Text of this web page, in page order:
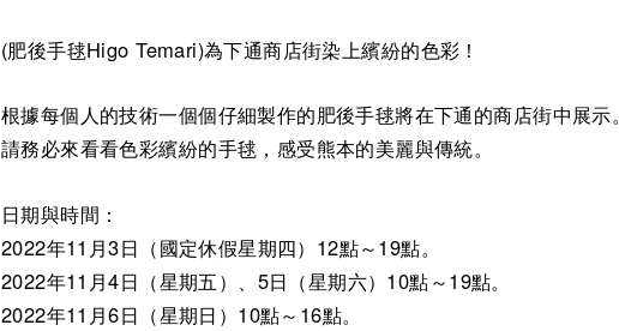
(肥後手毬Higo Temari)為下通商店街染上繽紛的色彩！
根據每個人的技術一個個仔細製作的肥後手毬將在下通的商店街中展示。
請務必來看看色彩繽紛的手毬，感受熊本的美麗與傳統。
日期與時間：
2022年11月3日（國定休假星期四）12點～19點。
2022年11月4日（星期五）、5日（星期六）10點～19點。
2022年11月6日（星期日）10點～16點。